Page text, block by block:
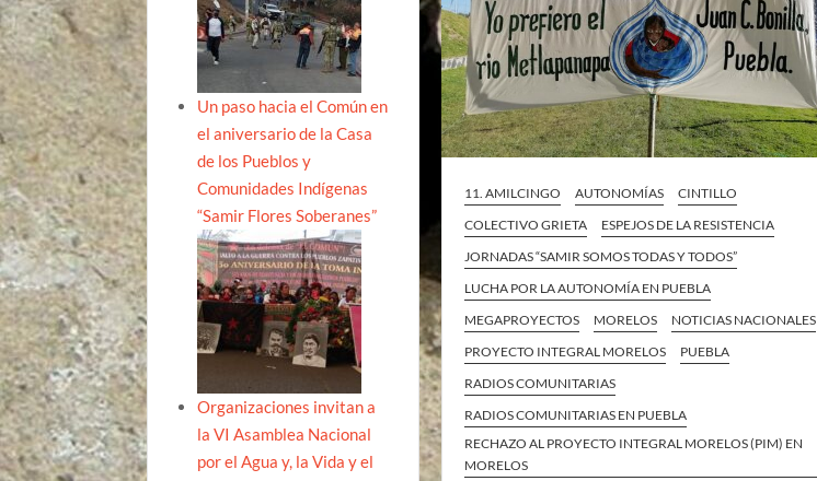
11. AMILCINGO AUTONOMÍAS
CINTILLO
COLECTIVO GRIETA
ESPEJOS DE LA RESISTENCIA
JORNADAS “SAMIR SOMOS TODAS Y TODOS”
LUCHA POR LA AUTONOMÍA EN PUEBLA
MEGAPROYECTOS
MORELOS
NOTICIAS NACIONALES
PROYECTO INTEGRAL MORELOS
PUEBLA
RADIOS COMUNITARIAS
RADIOS COMUNITARIAS EN PUEBLA
RECHAZO AL PROYECTO INTEGRAL MORELOS (PIM) EN
MORELOS
Un paso hacia el Común en
el aniversario de la Casa
de los Pueblos y
Comunidades Indígenas
“Samir Flores Soberanes”
Organizaciones invitan a
la VI Asamblea Nacional
por el Agua y, la Vida y el